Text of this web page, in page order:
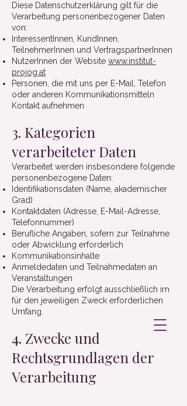
Diese Datenschutzerklärung gilt für die
Verarbeitung personenbezogener Daten
von:
InteressentInnen, KundInnen,
TeilnehmerInnen und VertragspartnerInnen
NutzerInnen der Website www.institut-
projog.at
Personen, die mit uns per E-Mail, Telefon
oder anderen Kommunikationsmitteln
Kontakt aufnehmen
3. Kategorien
verarbeiteter Daten
Verarbeitet werden insbesondere folgende
personenbezogene Daten:
Identifikationsdaten (Name, akademischer
Grad)
Kontaktdaten (Adresse, E-Mail-Adresse,
Telefonnummer)
Berufliche Angaben, sofern zur Teilnahme
oder Abwicklung erforderlich
Kommunikationsinhalte
Anmeldedaten und Teilnahmedaten an
Veranstaltungen
Die Verarbeitung erfolgt ausschließlich im
für den jeweiligen Zweck erforderlichen
Umfang.
4. Zwecke und
Rechtsgrundlagen der
Verarbeitung